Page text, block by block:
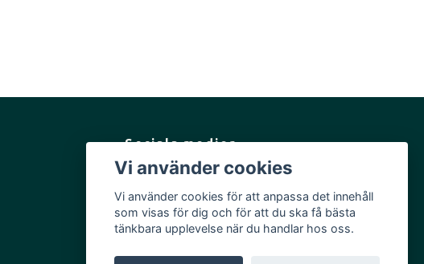
Sociala medier
Facebook
Instagram
YouTube
Vi använder cookies
Vi använder cookies för att anpassa det innehåll
som visas för dig och för att du ska få bästa
tänkbara upplevelse när du handlar hos oss.